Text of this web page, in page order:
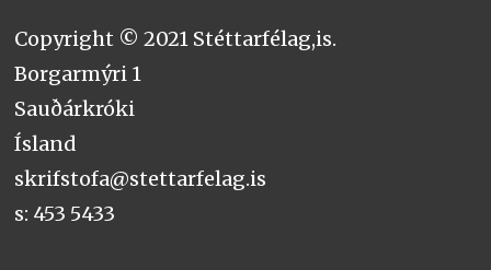
Copyright © 2021 Stéttarfélag,is.
Borgarmýri 1
Sauðárkróki
Ísland
skrifstofa@stettarfelag.is
s: 453 5433